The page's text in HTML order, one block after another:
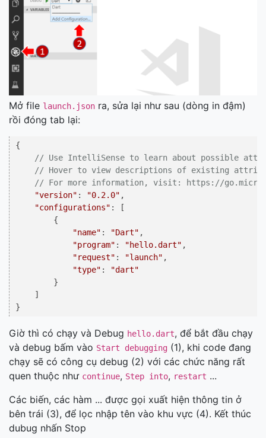
Mở file launch.json ra, sửa lại như sau (dòng in đậm)
rồi đóng tab lại:
{
// Use IntelliSense to learn about possible
// Hover to view descriptions of existing
// For more information, visit: https://
"version" : "0.2.0" ,
"configurations" : [
        {
"name" : "Dart" ,
"program" : "hello.dart" ,
"request" : "launch" ,
"type" :
"dart"
        }
    ]
Giờ thì có chạy và Debug hello.dart, để bắt đầu chạy
và debug bấm vào Start debugging (1), khi code đang
chạy sẽ có công cụ debug (2) với các chức năng rất
quen thuộc như continue, Step into, restart ...
Các biến, các hàm ... được gọi xuất hiện thông tin ở
bên trái (3), để lọc nhập tên vào khu vực (4). Kết thúc
dubug nhấn Stop